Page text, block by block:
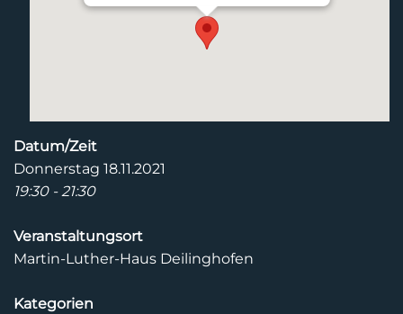
Datum/Zeit
Donnerstag 18.11.2021
19:30 - 21:30
Veranstaltungsort
Martin-Luther-Haus Deilinghofen
Kategorien